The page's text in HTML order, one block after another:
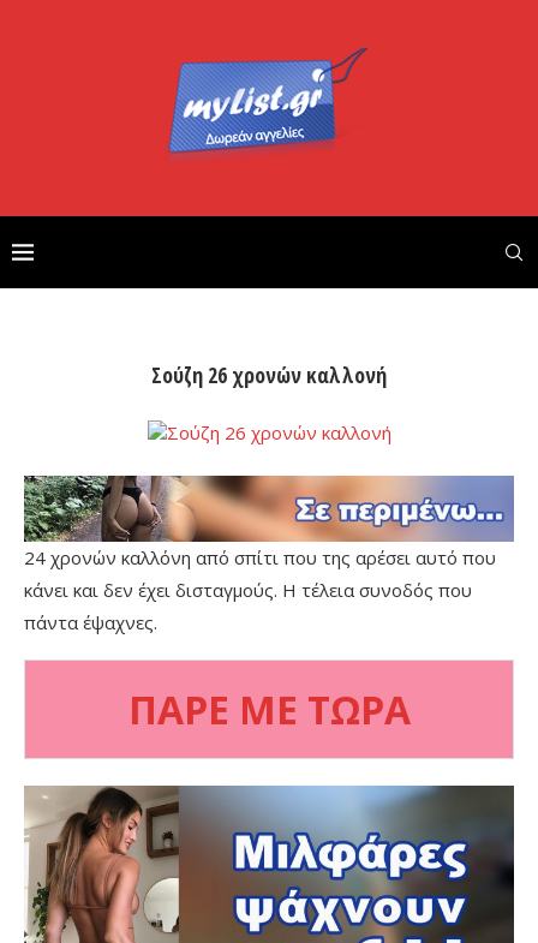
Σούζη 26 χρονών καλλονή
24 χρονών καλλόνη από σπίτι που της αρέσει αυτό που
κάνει και δεν έχει δισταγμούς. Η τέλεια συνοδός που
πάντα έψαχνες.
ΠΑΡΕ ΜΕ ΤΩΡΑ